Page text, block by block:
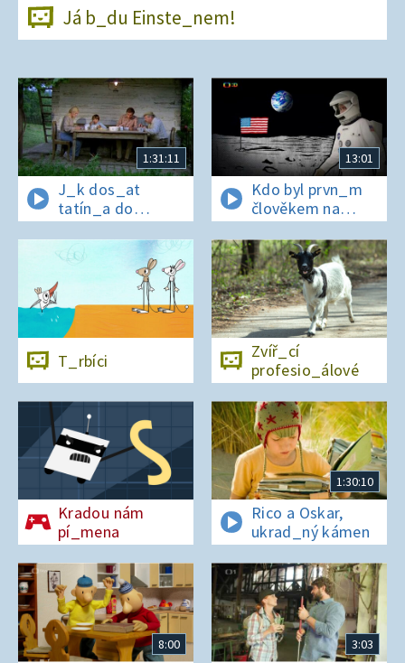
Já b_du Einste_nem!
1:31:11
J_k dos_at
tatín_a do
polepš_vny
13:01
Kdo byl prvn_m
člověkem na
Měs_ci?
T_rbíci
Zvíř_cí
profesio_álové
Kradou nám
pí_mena
1:30:10
Rico a Oskar,
ukrad_ný kámen
8:00 3:03